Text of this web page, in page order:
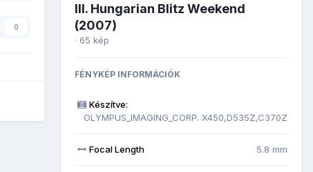
0
III. Hungarian Blitz Weekend
(2007)
· 65 kép
FÉNYKÉP INFORMÁCIÓK
Készítve:
OLYMPUS_IMAGING_CORP. X450,D535Z,C370Z
Focal Length 5.8 mm